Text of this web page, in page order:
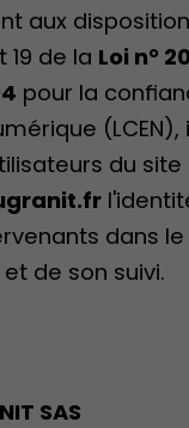
aux
19 de la Loi n°
pour la
(LCEN),
du site
dans
de son suivi.
SAS